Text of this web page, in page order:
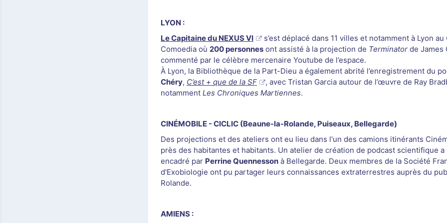
LYON :
Le Capitaine du NEXUS VI
s’est déplacé dans 11 villes et notamment à Lyon au
Comoedia où 200 personnes ont assisté à la projection de Terminator de James
commenté par le célèbre mercenaire Youtube de l’espace.
À Lyon, la Bibliothèque de la Part-Dieu a également abrité l’enregistrement du
Chéry, C’est + que de la SF
, avec Tristan Garcia autour de l’œuvre de Ray
notamment Les Chroniques Martiennes.
CINÉMOBILE - CICLIC (Beaune-la-Rolande, Puiseaux, Bellegarde)
Des projections et des ateliers ont eu lieu dans l'un des camions itinérants
près des habitantes et habitants. Un atelier de création de podcast scientifique
encadré par Perrine Quennesson à Bellegarde. Deux membres de la Société
d'Exobiologie ont pu partager leurs connaissances extraterrestres auprès du
Rolande.
AMIENS :